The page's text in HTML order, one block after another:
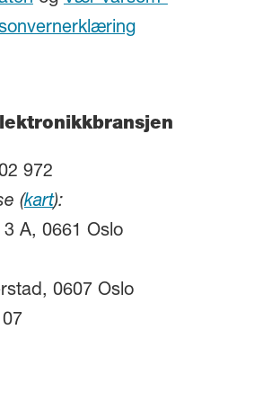
972
(kart):
3 A, 0661 Oslo
0607 Oslo